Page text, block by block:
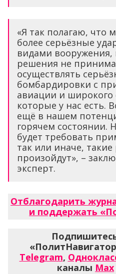
«Я так полагаю, что
более серьёзные
видами вооружения,
решения не
осуществлять
бомбардировки с
авиации и широкого
которые у нас есть.
ещё в нашем
горячем состоянии.
будет требовать
так или иначе,
произойдут», –
эксперт.
Отблагодарить
и поддержать
Telegram,
каналы Max